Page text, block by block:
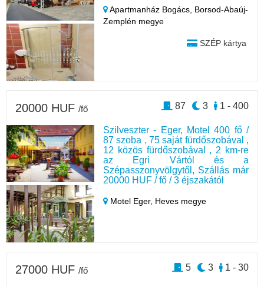
Apartmanház Bogács, Borsod-Abaúj-
Zemplén megye
SZÉP kártya
Szilveszter - Eger, Motel 400 fő /
87 szoba , 75 saját fürdőszobával ,
12 közös fürdőszobával , 2 km-re
az Egri Vártól és a
Szépasszonyvölgytől, Szállás már
20000 HUF / fő / 3 éjszakától
Motel Eger, Heves megye
20000 HUF /fő 1 - 400
3
87
27000 HUF /fő 1 - 30
3
5